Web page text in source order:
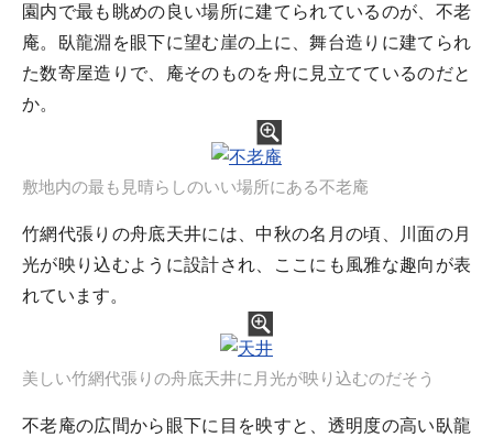
園内で最も眺めの良い場所に建てられているのが、不老
庵。臥龍淵を眼下に望む崖の上に、舞台造りに建てられ
た数寄屋造りで、庵そのものを舟に見立てているのだと
か。
敷地内の最も見晴らしのいい場所にある不老庵
竹網代張りの舟底天井には、中秋の名月の頃、川面の月
光が映り込むように設計され、ここにも風雅な趣向が表
れています。
美しい竹網代張りの舟底天井に月光が映り込むのだそう
不老庵の広間から眼下に目を映すと、透明度の高い臥龍